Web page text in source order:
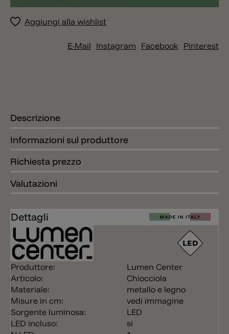
Aggiungi alla wishlist
E-Mail Instagram Facebook Pinterest
Descrizione
Informazioni sul produttore
Richiesta prezzo
Valutazioni
Dettagli
Produttore:
Lumen Center
Articolo:
Chiocciola
Materiale:
metallo e legno
Misure in cm:
vedi immagine
Sorgente luminosa:
LED
LED incluso:
si